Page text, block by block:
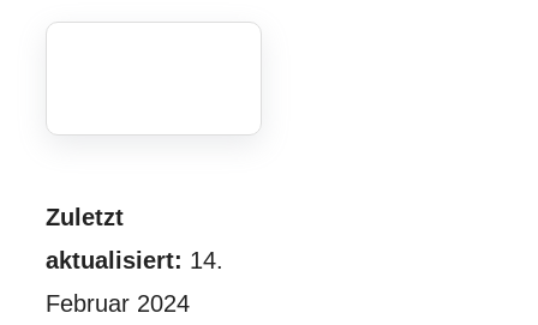
Zuletzt
aktualisiert: 14.
Februar 2024